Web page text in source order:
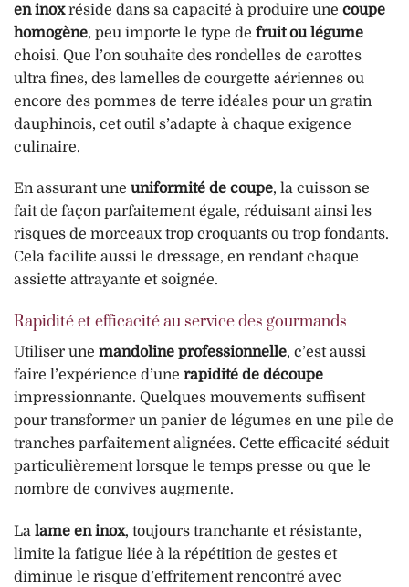
en inoxréside dans sa capacité à produire une coupe
homogène, peu importe le type de fruit ou légume
choisi. Que l’on souhaite des rondelles de carottes
ultra fines, des lamelles de courgette aériennes ou
encore des pommes de terre idéales pour un gratin
dauphinois, cet outil s’adapte à chaque exigence
culinaire.
En assurant une uniformité de coupe, la cuisson se
fait de façon parfaitement égale, réduisant ainsi les
risques de morceaux trop croquants ou trop fondants.
Cela facilite aussi le dressage, en rendant chaque
assiette attrayante et soignée.
Rapidité et efficacité au service des gourmands
Utiliser une mandoline professionnelle, c’est aussi
faire l’expérience d’une rapidité de découpe
impressionnante. Quelques mouvements suffisent
pour transformer un panier de légumes en une pile de
tranches parfaitement alignées. Cette efficacité séduit
particulièrement lorsque le temps presse ou que le
nombre de convives augmente.
La lame en inox, toujours tranchante et résistante,
limite la fatigue liée à la répétition de gestes et
diminue le risque d’effritement rencontré avec